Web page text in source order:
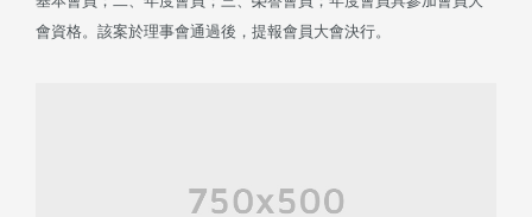
會資格。該案於理事會通過後，提報會員大會決行。